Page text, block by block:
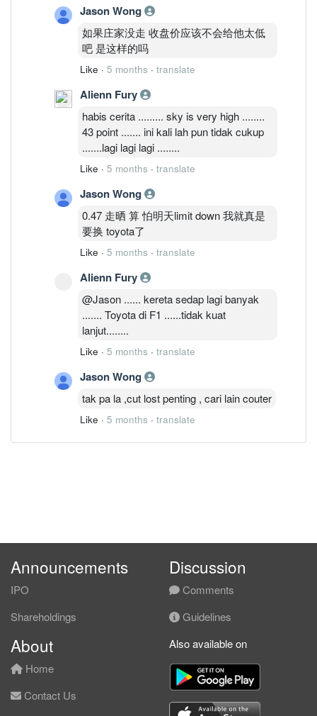
Jason Wong
如果庄家没走 收盘价应该不会给他太低
吧 是这样的吗
Like · 5 months · translate
Alienn Fury
habis cerita ......... sky is very high ........
43 point ....... ini kali lah pun tidak cukup
.......lagi lagi lagi ........
Like · 5 months · translate
Jason Wong
0.47 走晒 算 怕明天limit down 我就真是
要换 toyota了
Like · 5 months · translate
Alienn Fury
@Jason ...... kereta sedap lagi banyak
....... Toyota di F1 ......tidak kuat
lanjut........
Like · 5 months · translate
Jason Wong
tak pa la ,cut lost penting , cari lain couter
Like · 5 months · translate
Announcements
IPO
Shareholdings
Discussion
Comments
Guidelines
About
Home
Contact Us
Also available on